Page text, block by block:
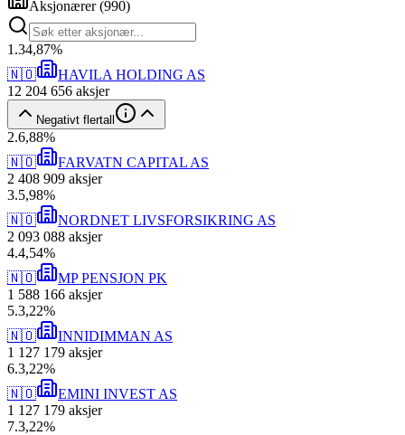
Aksjonærer(990)
1 .34,87%
🇳🇴
HAVILA HOLDING AS
12 204 656 aksjer
Negativt flertall
2.6,88%
🇳🇴
FARVATN CAPITAL AS
2 408 909 aksjer
3.5,98%
🇳🇴
NORDNET LIVSFORSIKRING AS
2 093 088 aksjer
4.4,54%
🇳🇴
MP PENSJON PK
1 588 166 aksjer
5.3,22%
🇳🇴
INNIDIMMAN AS
1 127 179 aksjer
6.3,22%
🇳🇴
EMINI INVEST AS
1 127 179 aksjer
7.3,22%